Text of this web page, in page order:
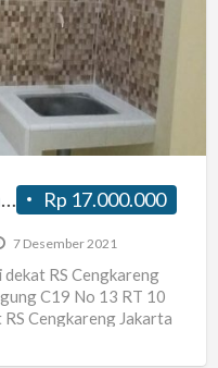
Rp 17.000.000
Rumah HOKI Murah Strategis di dekat RS Cengkareng Jakarta Barat
7 Desember 2021
RS Cengkareng
C19 No 13 RT 10
Cengkareng Jakarta